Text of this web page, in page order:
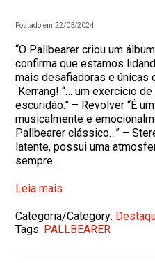
Postado em 22/05/2024
“O Pallbearer criou um
confirma que estamos
mais desafiadoras e únicas
Kerrang! “… um exercício
escuridão.” – Revolver “É
musicalmente e
Pallbearer clássico…” –
latente, possui uma
sempre...
Leia mais
Categoria/Category:
Tags: PALLBEARER